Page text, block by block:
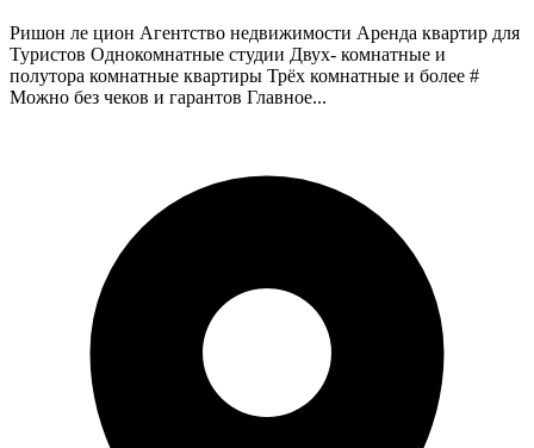
Ришон ле цион Агентство недвижимости Аренда квартир для
Туристов Однокомнатные студии Двух- комнатные и
полутора комнатные квартиры Трёх комнатные и более #
Можно без чеков и гарантов Главное...